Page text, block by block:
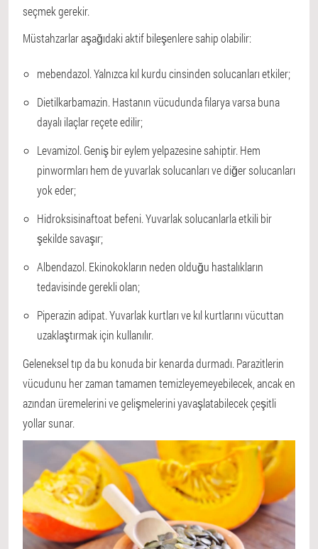
seçmek gerekir.
Müstahzarlar aşağıdaki aktif bileşenlere sahip olabilir:
mebendazol. Yalnızca kıl kurdu cinsinden solucanları etkiler;
Dietilkarbamazin. Hastanın vücudunda filarya varsa buna
dayalı ilaçlar reçete edilir;
Levamizol. Geniş bir eylem yelpazesine sahiptir. Hem
pinwormları hem de yuvarlak solucanları ve diğer solucanları
yok eder;
Hidroksisinaftoat befeni. Yuvarlak solucanlarla etkili bir
şekilde savaşır;
Albendazol. Ekinokokların neden olduğu hastalıkların
tedavisinde gerekli olan;
Piperazin adipat. Yuvarlak kurtları ve kıl kurtlarını vücuttan
uzaklaştırmak için kullanılır.
Geleneksel tıp da bu konuda bir kenarda durmadı. Parazitlerin
vücudunu her zaman tamamen temizleyemeyebilecek, ancak en
azından üremelerini ve gelişmelerini yavaşlatabilecek çeşitli
yollar sunar.